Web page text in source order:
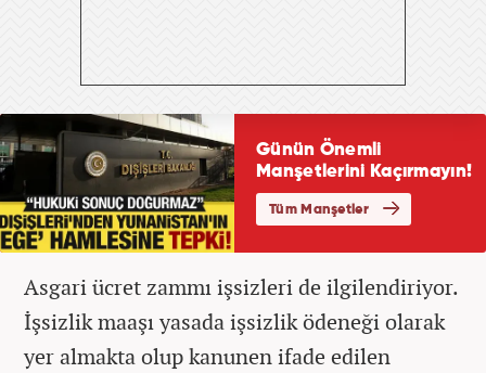
Asgari ücret zammı işsizleri de ilgilendiriyor.
İşsizlik maaşı yasada işsizlik ödeneği olarak
yer almakta olup kanunen ifade edilen